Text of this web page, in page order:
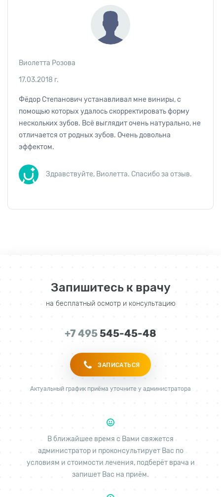
Виолетта Розова
17.03.2018 г.
Фёдор Степанович устанавливал мне виниры, с
помощью которых удалось скорректировать форму
нескольких зубов. Всё выглядит очень натурально, не
отличается от родных зубов. Очень довольна
эффектом.
Здравствуйте, Виолетта. Спасибо за отзыв.
Запишитесь к врачу
на бесплатный осмотр и консультацию
ЗАПИСАТЬСЯ
+7 495545-45-48
Актуальный график приёма уточните у администратора
В ближайшее время с Вами свяжется
администратор и проконсультирует Вас по
условиям и стоимости лечения, подберёт врача и
запишет Вас на приём.